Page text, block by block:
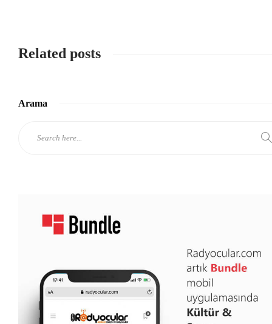
Related posts
Arama